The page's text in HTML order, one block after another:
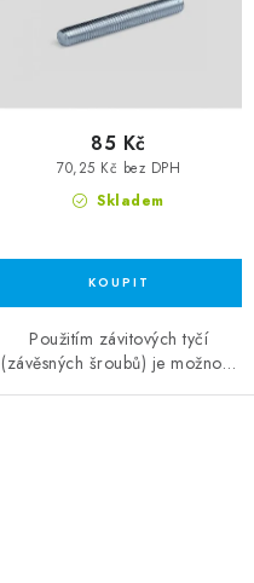
Skladem
70,25 Kč bez DPH
85 Kč
Použitím závitových tyčí
(závěsných šroubů) je možno…